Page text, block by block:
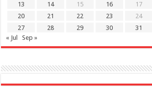
13
14 15 16 17
20
21 22 23 24
27
28 29 30
31
« Jul
Sep »